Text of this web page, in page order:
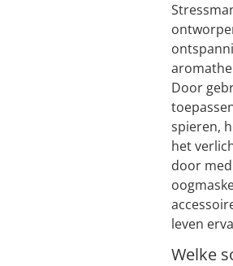
Door
spieren,
het
door
leven
Welke